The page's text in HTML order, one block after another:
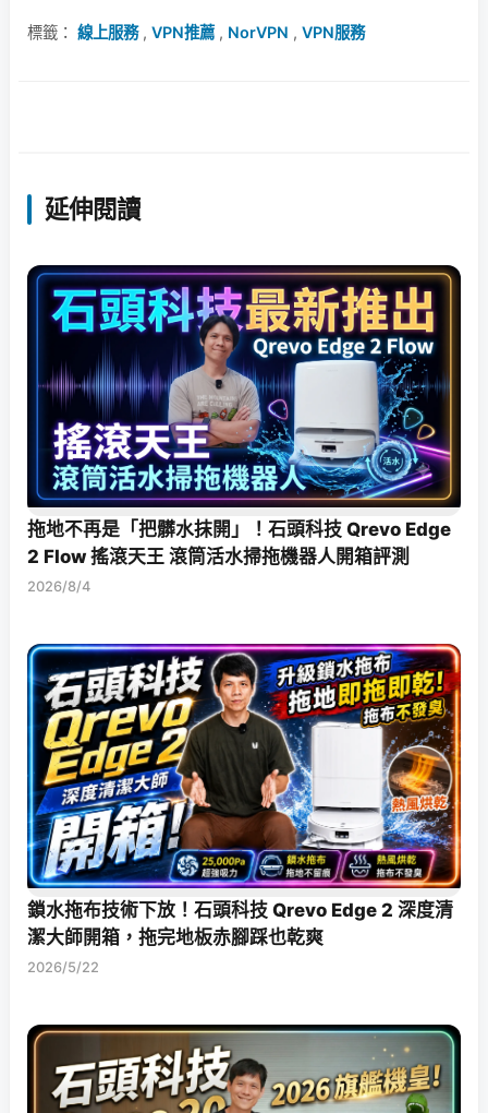
標籤： 線上服務, VPN推薦, NorVPN , VPN服務
延伸閱讀
拖地不再是「把髒水抹開」！石頭科技 Qrevo Edge
2 Flow 搖滾天王 滾筒活水掃拖機器人開箱評測
2026/8/4
鎖水拖布技術下放！石頭科技 Qrevo Edge 2 深度清
潔大師開箱，拖完地板赤腳踩也乾爽
2026/5/22